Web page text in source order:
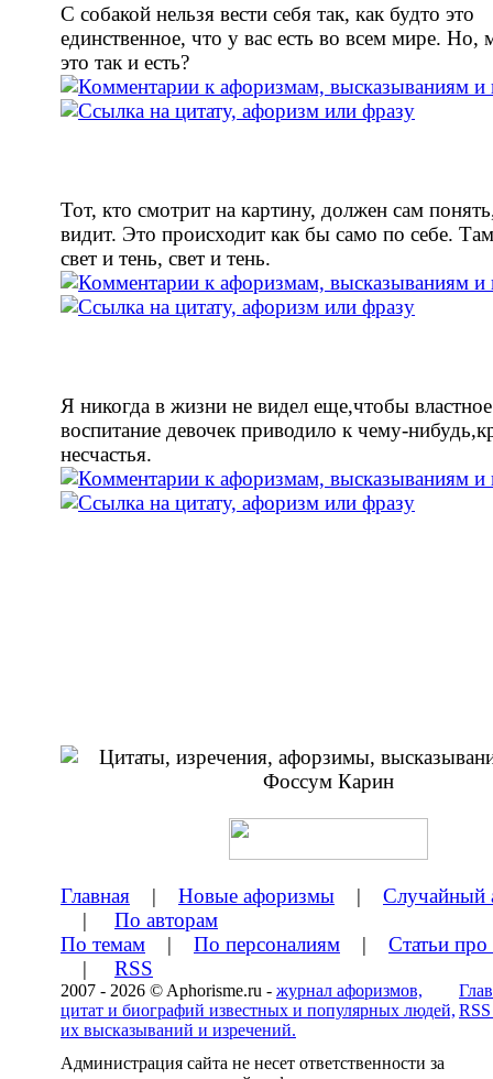
С собакой нельзя вести себя так, как будто это
единственное, что у вас есть во всем мире. Но,
это так и есть?
Тот, кто смотрит на картину, должен сам
видит. Это происходит как бы само по себе.
свет и тень, свет и тень.
Я никогда в жизни не видел еще,чтобы властное
воспитание девочек приводило к чему-
несчастья.
Главная | Новые афоризмы | Случайный
| По авторам
По темам | По персоналиям | Статьи
| RSS
2007 - 2026 © Aphorisme.ru - журнал афоризмов,
цитат и биографий известных и популярных людей,
их высказываний и изречений.
Администрация сайта не несет ответственности за